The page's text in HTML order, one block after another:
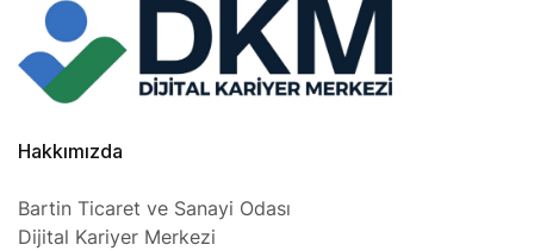
Hakkımızda
Bartin Ticaret ve Sanayi Odası
Dijital Kariyer Merkezi